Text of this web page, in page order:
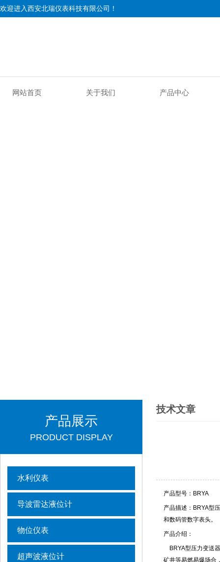
欢迎进入西安北瑞仪表科技有限公司！
网站首页 关于我们 产品中心
产品展示
PRODUCT DISPLAY
水利仪表
导波雷达液位计
物位仪表
超声波液位计
技术文章
产品型号：BRYA
产品描述：BRYA型
和数码管数字表头。
产品介绍：
BRYA型压力变送
矿井等易燃易爆场合